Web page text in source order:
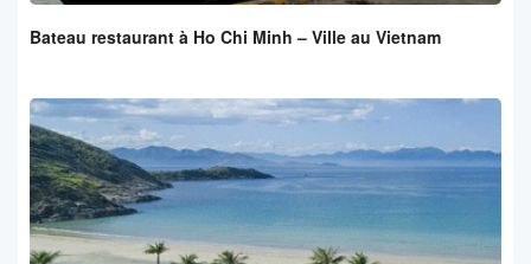
Bateau restaurant à Ho Chi Minh – Ville au Vietnam